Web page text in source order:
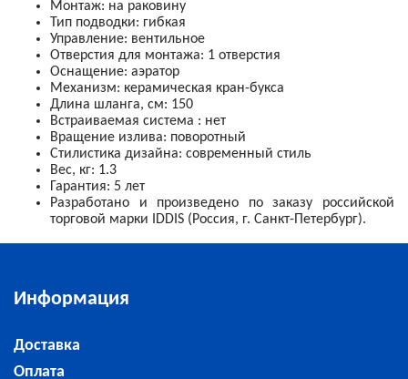
Монтаж: на раковину
Тип подводки: гибкая
Управление: вентильное
Отверстия для монтажа: 1 отверстия
Оснащение: аэратор
Механизм: керамическая кран-букса
Длина шланга, см: 150
Встраиваемая система : нет
Вращение излива: поворотный
Стилистика дизайна: современный стиль
Вес, кг: 1.3
Гарантия: 5 лет
Разработано и произведено по заказу российской
торговой марки IDDIS (Россия, г. Санкт-Петербург).
Информация
Доставка
Оплата